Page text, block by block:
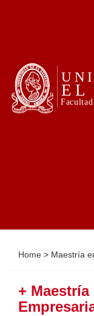
Home > Maestría
+